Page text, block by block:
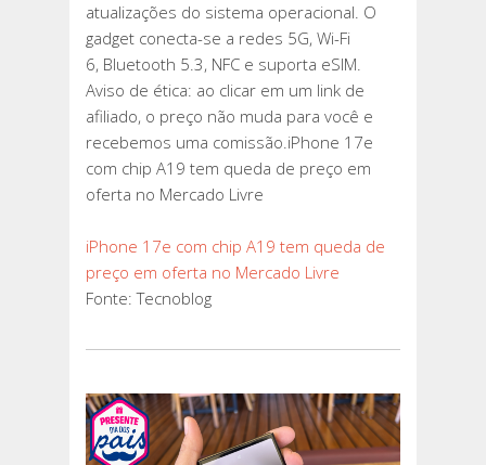
atualizações do sistema operacional. O
gadget conecta-se a redes 5G, Wi-Fi
6, Bluetooth 5.3, NFC e suporta eSIM.
Aviso de ética: ao clicar em um link de
afiliado, o preço não muda para você e
recebemos uma comissão.iPhone 17e
com chip A19 tem queda de preço em
oferta no Mercado Livre
iPhone 17e com chip A19 tem queda de
preço em oferta no Mercado Livre
Fonte: Tecnoblog